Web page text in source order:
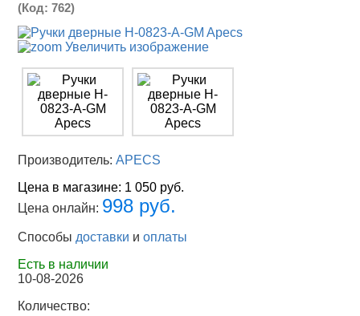
(Код:762)
Увеличить изображение
Производитель:APECS
Цена в магазине: 1 050 руб.
Цена онлайн: 998 руб.
Способы доставки иоплаты
Есть в наличии
10-08-2026
Количество: